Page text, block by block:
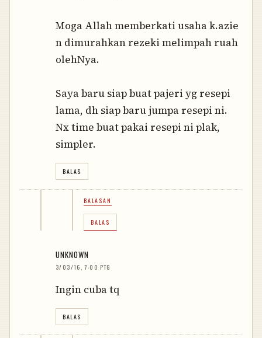
Moga Allah memberkati usaha k.azie
n dimurahkan rezeki melimpah ruah
olehNya.
Saya baru siap buat pajeri yg resepi
lama, dh siap baru jumpa resepi ni.
Nx time buat pakai resepi ni plak,
simpler.
BALAS
BALASAN
BALAS
UNKNOWN
3/03/16, 7:00 PTG
Ingin cuba tq
BALAS